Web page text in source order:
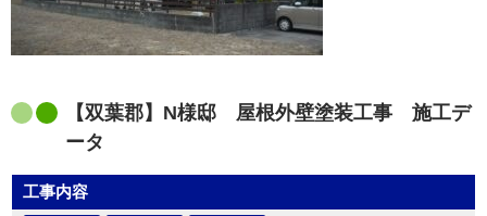
【双葉郡】N様邸 屋根外壁塗装工事 施工デ
ータ
工事内容